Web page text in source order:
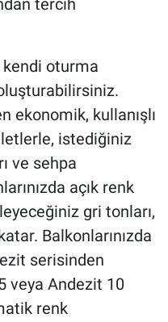
tercih
kendi oturma
ekonomik, kullanışlı
istediğiniz
ve sehpa
açık renk
gri tonları,
Balkonlarınızda
serisinden
veya Andezit 10
renk